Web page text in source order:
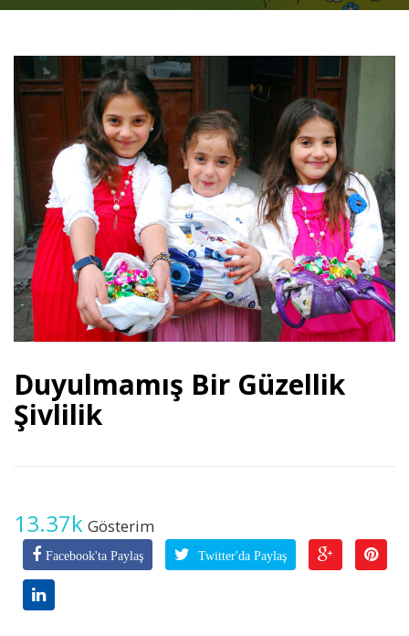
Duyulmamış Bir Güzellik
Şivlilik
13.37k Gösterim
Facebook'ta Paylaş Twitter'da Paylaş